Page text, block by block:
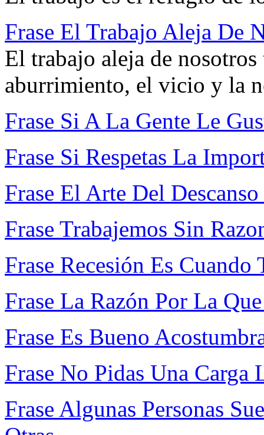
Frase El Trabajo Aleja De
El trabajo aleja de nosotros
aburrimiento, el vicio y la
Frase Si A La Gente Le
Frase Si Respetas La
Frase El Arte Del
Frase Trabajemos Sin
Frase Recesión Es
Frase La Razón Por La
Frase Es Bueno
Frase No Pidas Una Carga
Frase Algunas Personas